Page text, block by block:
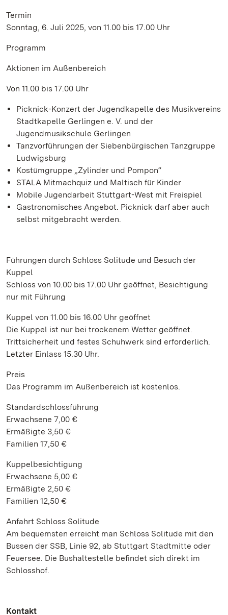
Termin
Sonntag, 6. Juli 2025, von 11.00 bis 17.00 Uhr
Programm
Aktionen im Außenbereich
Von 11.00 bis 17.00 Uhr
Picknick-Konzert der Jugendkapelle des Musikvereins
Stadtkapelle Gerlingen e. V. und der
Jugendmusikschule Gerlingen
Tanzvorführungen der Siebenbürgischen Tanzgruppe
Ludwigsburg
Kostümgruppe „Zylinder und Pompon“
STALA Mitmachquiz und Maltisch für Kinder
Mobile Jugendarbeit Stuttgart-West mit Freispiel
Gastronomisches Angebot. Picknick darf aber auch
selbst mitgebracht werden.
Führungen durch Schloss Solitude und Besuch der
Kuppel
Schloss von 10.00 bis 17.00 Uhr geöffnet, Besichtigung
nur mit Führung
Kuppel von 11.00 bis 16.00 Uhr geöffnet
Die Kuppel ist nur bei trockenem Wetter geöffnet.
Trittsicherheit und festes Schuhwerk sind erforderlich.
Letzter Einlass 15.30 Uhr.
Preis
Das Programm im Außenbereich ist kostenlos.
Standardschlossführung
Erwachsene 7,00 €
Ermäßigte 3,50 €
Familien 17,50 €
Kuppelbesichtigung
Erwachsene 5,00 €
Ermäßigte 2,50 €
Familien 12,50 €
Anfahrt Schloss Solitude
Am bequemsten erreicht man Schloss Solitude mit den
Bussen der SSB, Linie 92, ab Stuttgart Stadtmitte oder
Feuersee. Die Bushaltestelle befindet sich direkt im
Schlosshof.
Kontakt